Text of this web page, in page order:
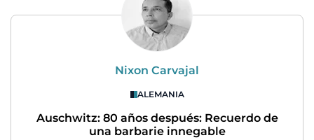
Nixon Carvajal
ALEMANIA
Auschwitz: 80 años después: Recuerdo de
una barbarie innegable